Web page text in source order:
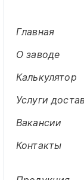
Главная
О заводе
Калькулятор
Услуги
Вакансии
Контакты